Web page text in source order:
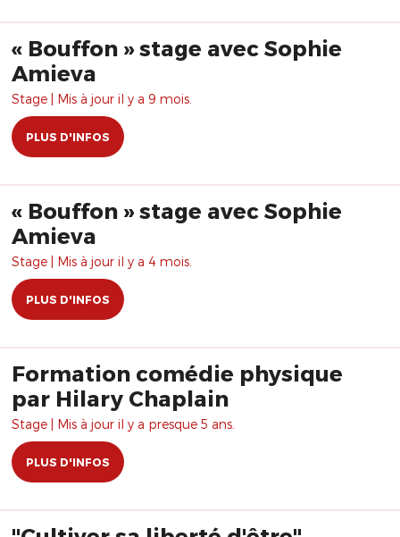
« Bouffon » stage avec Sophie
Amieva
Stage | Mis à jour il y a 9 mois.
PLUS D'INFOS
« Bouffon » stage avec Sophie
Amieva
Stage | Mis à jour il y a 4 mois.
PLUS D'INFOS
Formation comédie physique
par Hilary Chaplain
Stage | Mis à jour il y a presque 5 ans.
PLUS D'INFOS